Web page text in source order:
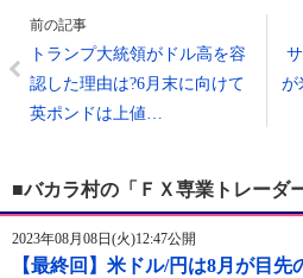
前の記事
トランプ大統領がドル高を容
認した理由は?6月末に向けて
英ポンドは上値…
が
■バカラ村の「ＦＸ専業トレーダ
2023年08月08日(火)12:47公開
【最終回】米ドル/円は8月が目